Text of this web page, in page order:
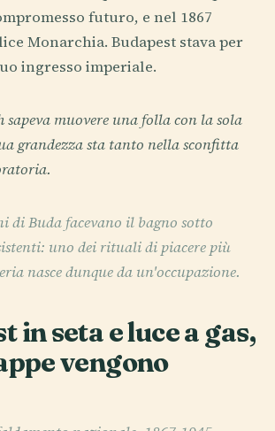
futuro, e nel 1867
Monarchia. Budapest stava per
ingresso imperiale.
sapeva muovere una folla con la sola
grandezza sta tanto nella sconfitta
di Buda facevano il bagno sotto
uno dei rituali di piacere più
nasce dunque da un'occupazione.
in seta e luce a gas,
vengono